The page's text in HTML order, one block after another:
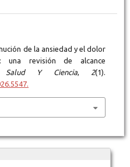
de la ansiedad y el dolor
revisión de alcance
Salud Y Ciencia, 2(1).